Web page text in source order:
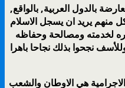
منهم يريد ان يسجل الاسلام
لخدمته ومصالحة وحفاظه
نجحوا بذلك نجاحا باهرا